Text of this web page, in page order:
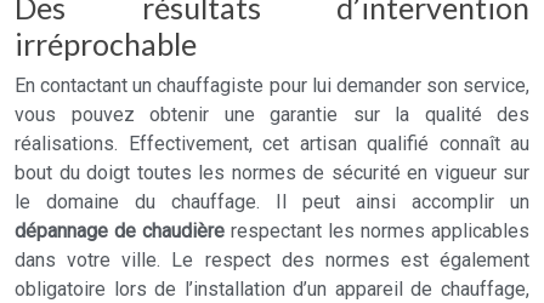
Des résultats d’intervention
irréprochable
En contactant un chauffagiste pour lui demander son service,
vous pouvez obtenir une garantie sur la qualité des
réalisations. Effectivement, cet artisan qualifié connaît au
bout du doigt toutes les normes de sécurité en vigueur sur
le domaine du chauffage. Il peut ainsi accomplir un
dépannage de chaudière respectant les normes applicables
dans votre ville. Le respect des normes est également
obligatoire lors de l’installation d’un appareil de chauffage,